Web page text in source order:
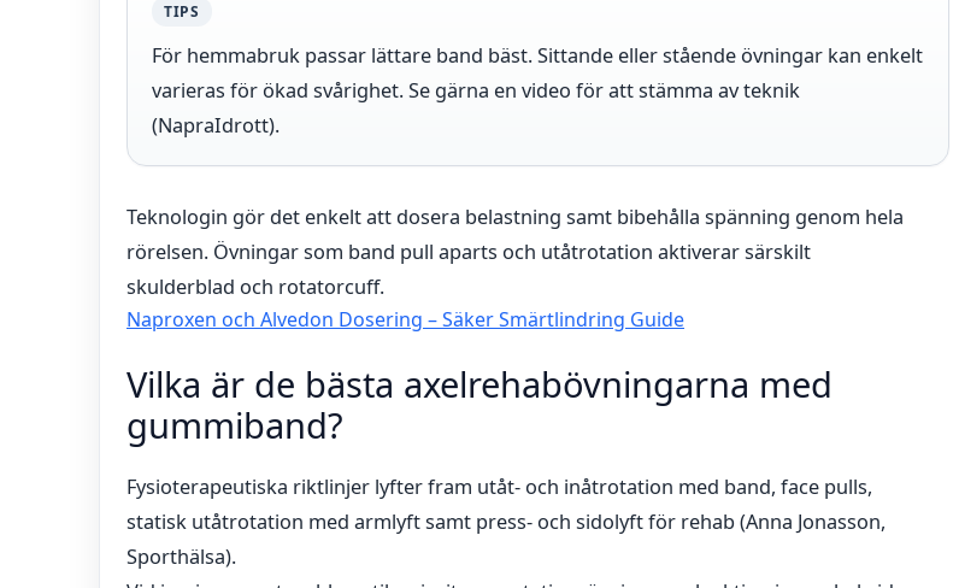
TIPS
För hemmabruk passar lättare band bäst. Sittande eller stående övningar kan enkelt
varieras för ökad svårighet. Se gärna en video för att stämma av teknik
(NapraIdrott).
Teknologin gör det enkelt att dosera belastning samt bibehålla spänning genom hela
rörelsen. Övningar som band pull aparts och utåtrotation aktiverar särskilt
skulderblad och rotatorcuff.
Naproxen och Alvedon Dosering – Säker Smärtlindring Guide
Vilka är de bästa axelrehabövningarna med
gummiband?
Fysioterapeutiska riktlinjer lyfter fram utåt‐ och inåtrotation med band, face pulls,
statisk utåtrotation med armlyft samt press- och sidolyft för rehab (Anna Jonasson,
Sporthälsa).